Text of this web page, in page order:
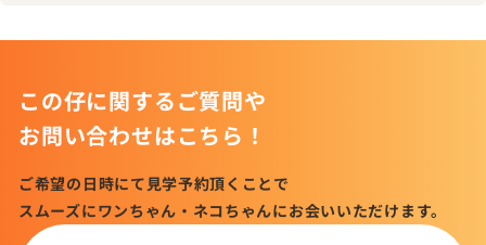
この仔に関するご質問や
お問い合わせはこちら！
ご希望の日時にて見学予約頂くことで
スムーズにワンちゃん・ネコちゃんにお会いいただけます。